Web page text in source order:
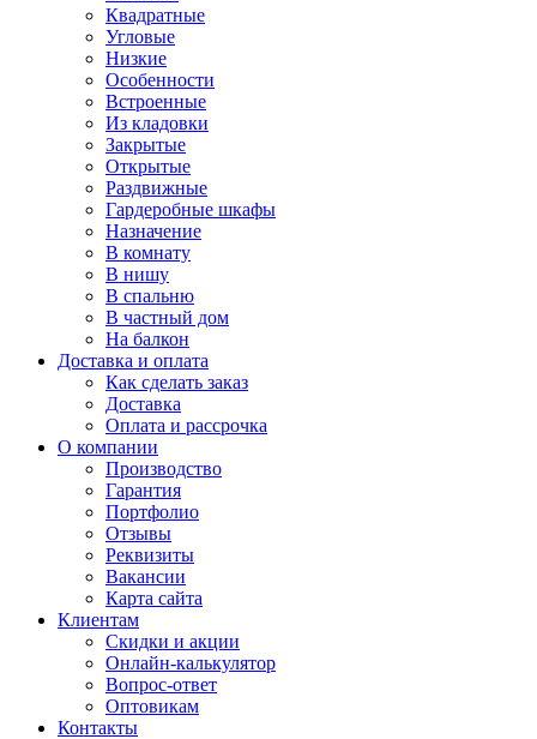
Квадратные
Угловые
Низкие
Особенности
Встроенные
Из кладовки
Закрытые
Открытые
Раздвижные
Гардеробные шкафы
Назначение
В комнату
В нишу
В спальню
В частный дом
На балкон
Доставка и оплата
Как сделать заказ
Доставка
Оплата и рассрочка
О компании
Производство
Гарантия
Портфолио
Отзывы
Реквизиты
Вакансии
Карта сайта
Клиентам
Скидки и акции
Онлайн-калькулятор
Вопрос-ответ
Оптовикам
Контакты